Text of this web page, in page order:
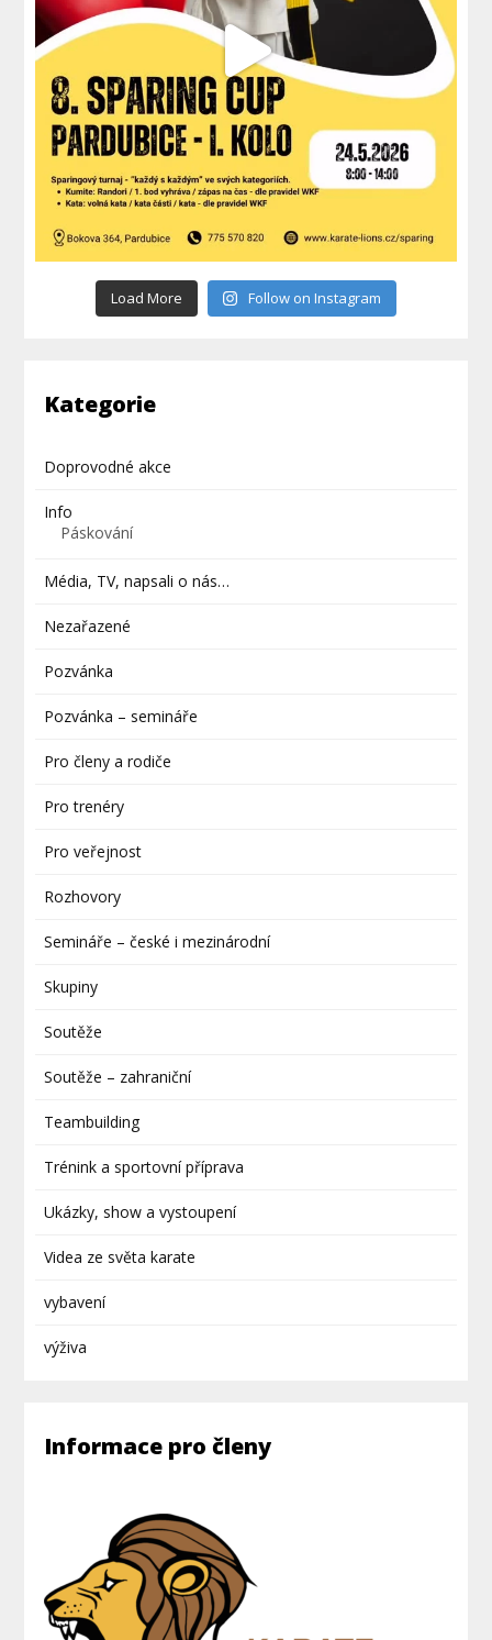
Load More Follow on Instagram
Kategorie
Doprovodné akce
Info
Páskování
Média, TV, napsali o nás…
Nezařazené
Pozvánka
Pozvánka – semináře
Pro členy a rodiče
Pro trenéry
Pro veřejnost
Rozhovory
Semináře – české i mezinárodní
Skupiny
Soutěže
Soutěže – zahraniční
Teambuilding
Trénink a sportovní příprava
Ukázky, show a vystoupení
Videa ze světa karate
vybavení
výživa
Informace pro členy